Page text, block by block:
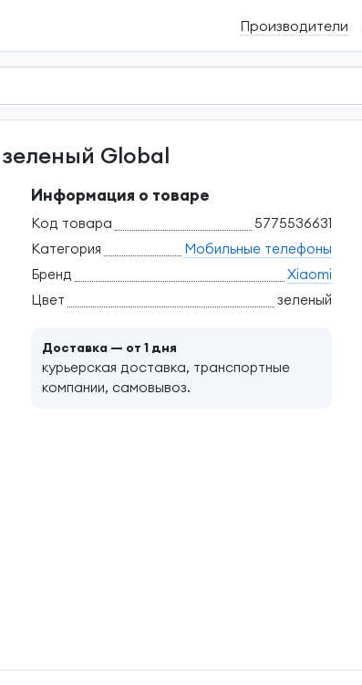
Производители
Global
Информация о товаре
Код товара
5775536631
Категория
Мобильные телефоны
Бренд
Xiaomi
Цвет
зеленый
Доставка — от 1 дня
курьерская доставка, транспортные
компании, самовывоз.